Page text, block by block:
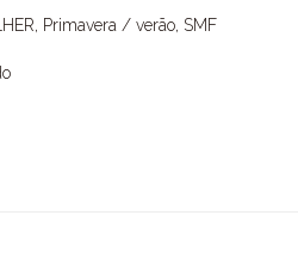
, Primavera / verão, SMF